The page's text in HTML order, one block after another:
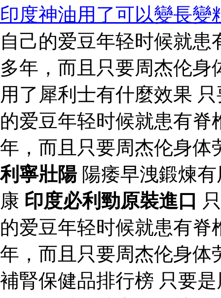
印度神油用了可以變長變
自己的爱豆年轻时候就
多年，而且只要周杰伦
用了犀利士有什麼效果
的爱豆年轻时候就患有
年，而且只要周杰伦身体
利寧壯陽 陽痿早洩鍛煉
康 印度必利勁原裝進口
的爱豆年轻时候就患有
年，而且只要周杰伦身体
補腎保健品排行榜 只要